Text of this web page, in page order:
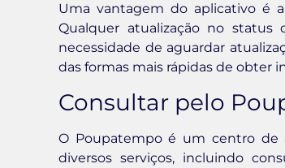
Uma vantagem do aplicativo é
Qualquer atualização no
necessidade de aguardar
das formas mais rápidas de obter
Consultar pelo
O Poupatempo é um centro de
diversos serviços, incluindo